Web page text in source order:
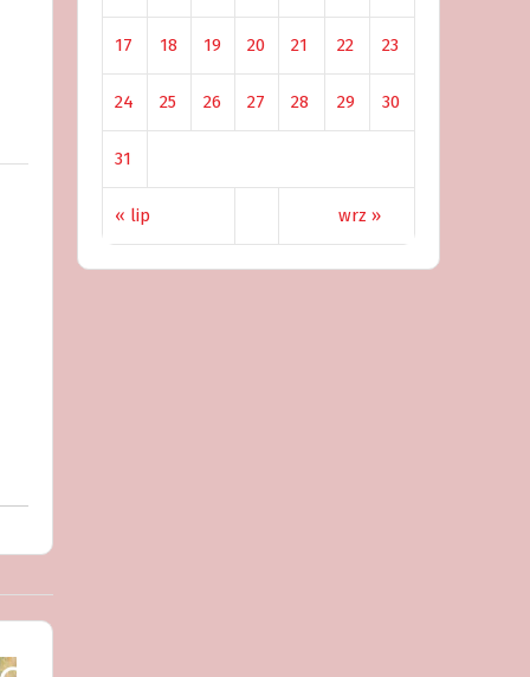
« lip wrz »
17 18 19 20 21 22 23
24 25 26 27 28 29 30
31